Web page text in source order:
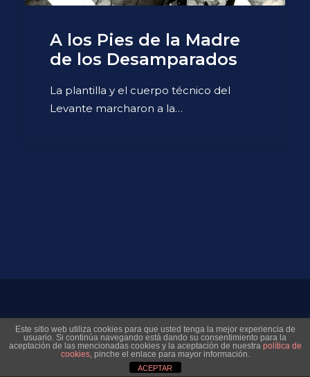
Search
A los Pies de la Madre
de los Desamparados
La plantilla y el cuerpo técnico del
Levante marcharon a la…
© 2026 Museo Virtual Levante UD. All rights reserved
Este sitio web utiliza cookies para que usted tenga la mejor experiencia de
usuario. Si continúa navegando está dando su consentimiento para la
aceptación de las mencionadas cookies y la aceptación de nuestra política de
cookies, pinche el enlace para mayor información.
ACEPTAR